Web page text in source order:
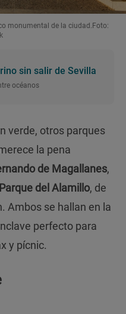
monumental de la ciudad.Foto:
sin salir de Sevilla
océanos
verde, otros parques
la pena
de Magallanes,
Parque del Alamillo, de
Ambos se hallan en la
perfecto para
y pícnic.